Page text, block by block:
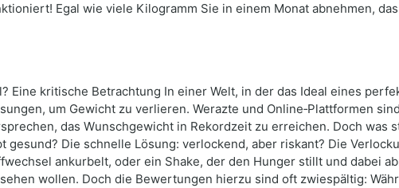
Egal wie viele Kilogramm Sie in einem Monat abnehmen,
Eine kritische Betrachtung In einer Welt, in der das Ideal eines
um Gewicht zu verlieren. Werazte und Online‑Plattformen
das Wunschgewicht in Rekordzeit zu erreichen. Doch was
Die schnelle Lösung: verlockend, aber riskant? Die
ankurbelt, oder ein Shake, der den Hunger stillt und dabei
wollen. Doch die Bewertungen hierzu sind oft zwiespältig: